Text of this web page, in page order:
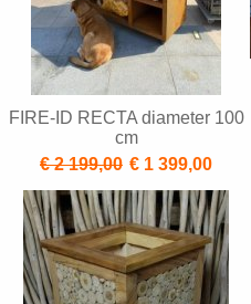
FIRE-ID RECTA diameter 100
cm
€ 2 199,00 € 1 399,00